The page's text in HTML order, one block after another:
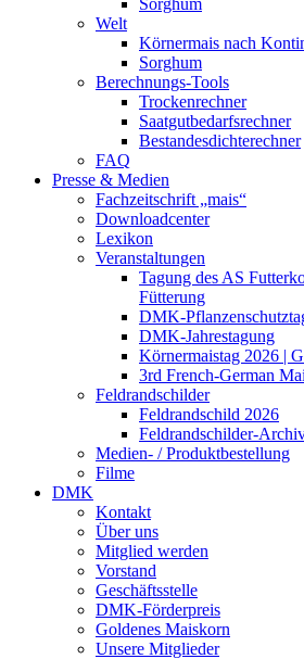
Welt
Körnermais nach
Sorghum
Berechnungs-Tools
Trockenrechner
Saatgutbedarfsrechner
Bestandesdichterechner
FAQ
Presse & Medien
Fachzeitschrift „mais“
Downloadcenter
Lexikon
Veranstaltungen
Tagung des AS
Fütterung
DMK-
DMK-Jahrestagung
Körnermaistag 2026 |
3rd French-German
Feldrandschilder
Feldrandschild 2026
Feldrandschilder-
Medien- / Produktbestellung
Filme
DMK
Kontakt
Über uns
Mitglied werden
Vorstand
Geschäftsstelle
DMK-Förderpreis
Goldenes Maiskorn
Unsere Mitglieder